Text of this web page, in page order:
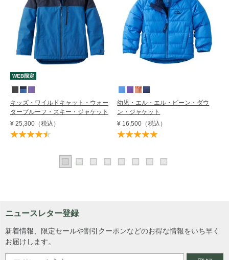
WEB限定
キッズ・ワイルドキャット・ウォー
タープルーフ・スキー・ジャケット
¥ 25,300 （税込）
幼児・エル・エル・ビーン・ダウ
ン・ジャケット
¥ 16,500 （税込）
ニュースレター登録
新着情報、限定セールや割引クーポンなどのお得な情報をいち早く
お届けします。